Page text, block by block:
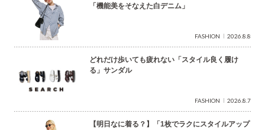
「機能美をそなえた白デニム」
FASHION 2026.8.8
どれだけ歩いても疲れない「スタイル良く履け
る」サンダル
FASHION 2026.8.7
【明日なに着る？】「1枚でラクにスタイルアップ